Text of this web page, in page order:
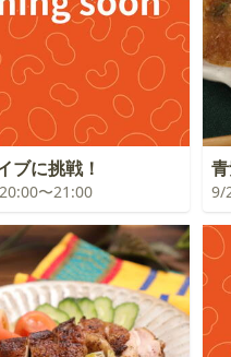
ブに挑戦！
〜21:00 9/